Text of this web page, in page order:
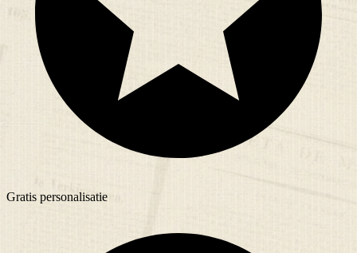
Gratis personalisatie